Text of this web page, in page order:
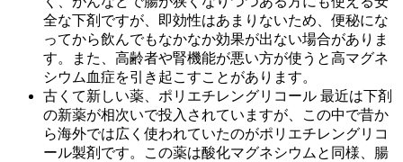
全な下剤ですが、即効性はあまりないため、便秘にな
ってから飲んでもなかなか効果が出ない場合がありま
す。また、高齢者や腎機能が悪い方が使うと高マグネ
シウム血症を引き起こすことがあります。
古くて新しい薬、ポリエチレングリコール 最近は下剤
の新薬が相次いで投入されていますが、この中で昔か
ら海外では広く使われていたのがポリエチレングリコ
ール製剤です。この薬は酸化マグネシウムと同様、腸